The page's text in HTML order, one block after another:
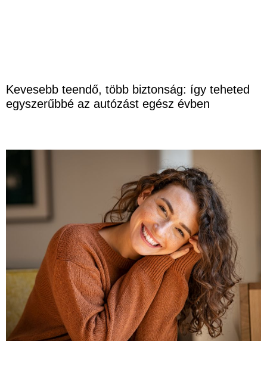
Kevesebb teendő, több biztonság: így teheted
egyszerűbbé az autózást egész évben